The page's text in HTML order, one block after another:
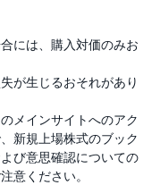
には、購入対価のみお
が生じるおそれがあり
メインサイトへのアク
新規上場株式のブック
び意思確認についての
意ください。